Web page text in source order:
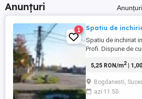
Anunțuri
1 Spatiu de
Spatiu de inchiriat
Profi. Dispune de
se negociaza la
5,25 RON/m2|
Bogdanesti,
azi 11:50